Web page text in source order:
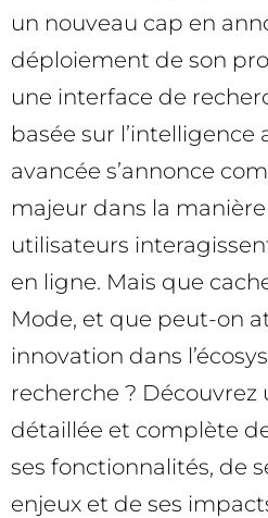
un nouveau cap en
déploiement de son
une interface de
basée sur l’intelligence
avancée s’annonce
majeur dans la
utilisateurs
en ligne. Mais que
Mode, et que peut-on
innovation dans
recherche ? Découvrez
détaillée et complète
ses fonctionnalités, de
enjeux et de ses